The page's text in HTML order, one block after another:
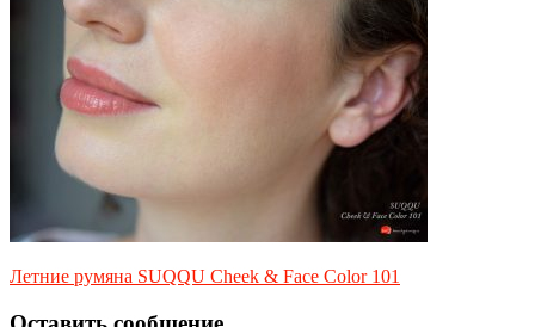
Летние румяна SUQQU Cheek & Face Color 101